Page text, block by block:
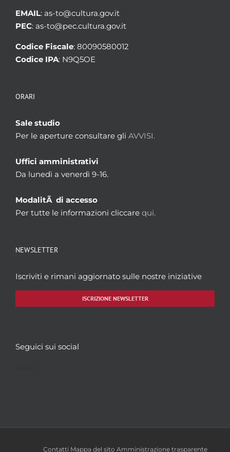
EMAIL: as-to@cultura.gov.it
PEC: as-to@pec.cultura.gov.it
Codice Fiscale: 80090580012
Codice IPA: N9Q5OE
ORARI
Sale studio
Per le aperture consultare gli AVVISI.
Uffici amministrativi
Da lunedì a venerdì 9-16.
ModalitÃ di accesso
Per tutte le informazioni cliccare qui.
NEWSLETTER
Iscriviti e rimani aggiornato sulle nostre iniziative
ISCRIZIONE NEWSLETTER
Seguici sui social
Contatti Mappa del sito Amministrazione trasparente